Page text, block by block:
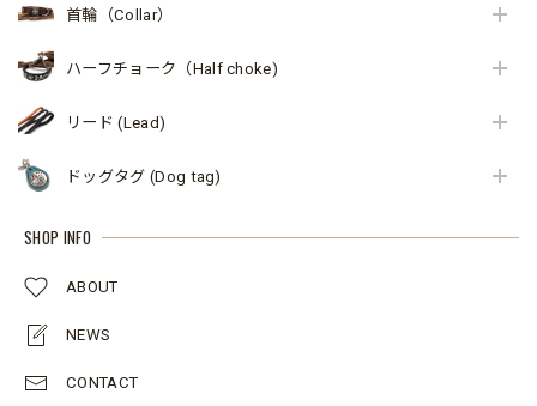
首輪（Collar）
ハーフチョーク（Half choke)
リード (Lead)
ドッグタグ (Dog tag)
SHOP INFO
ABOUT
NEWS
CONTACT